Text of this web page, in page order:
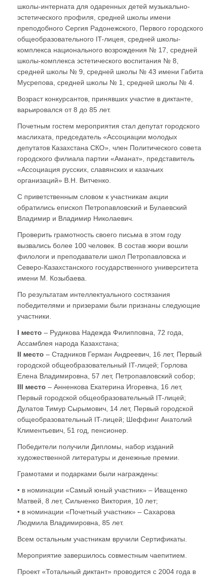
школы-интерната для одаренных детей музыкально-
эстетического профиля, средней школы имени
преподобного Сергия Радонежского, Первого городского
общеобразовательного IT-лицея, средней школы-
комплекса национального возрождения № 17, средней
школы-комплекса эстетического воспитания № 8,
средней школы № 9, средней школы № 43 имени Габита
Мусрепова, средней школы № 1, средней школы № 4.
Возраст конкурсантов, принявших участие в диктанте,
варьировался от 8 до 85 лет.
Почетным гостем мероприятия стал депутат городского
маслихата, председатель «Ассоциации молодых
депутатов Казахстана СКО», член Политического совета
городского филиала партии «Аманат», представитель
«Ассоциация русских, славянских и казачьих
организаций» В.Н. Витченко.
С приветственным словом к участникам акции
обратились епископ Петропавловский и Булаевский
Владимир и Владимир Николаевич.
Проверить грамотность своего письма в этом году
вызвались более 100 человек. В состав жюри вошли
филологи и преподаватели школ Петропавловска и
Северо-Казахстанского государственного университета
имени М. Козыбаева.
По результатам интеллектуального состязания
победителями и призерами были признаны следующие
участники.
I место – Рудикова Надежда Филипповна, 72 года,
Ассамблея народа Казахстана;
II место – Стадников Герман Андреевич, 16 лет, Первый
городской общеобразовательный IT-лицей; Горлова
Елена Владимировна, 57 лет, Петропавловский собор;
III место – Анненкова Екатерина Игоревна, 16 лет,
Первый городской общеобразовательный IT-лицей;
Дулатов Тимур Сырымович, 14 лет, Первый городской
общеобразовательный IT-лицей; Шеффинг Анатолий
Климентьевич, 51 год, пенсионер.
Победители получили Дипломы, набор изданий
художественной литературы и денежные премии.
Грамотами и подарками были награждены:
• в номинации «Самый юный участник» – Иващенко
Матвей, 8 лет, Сильченко Виктория, 10 лет;
• в номинации «Почетный участник» – Сахарова
Людмила Владимировна, 85 лет.
Всем остальным участникам вручили Сертификаты.
Мероприятие завершилось совместным чаепитием.
Проект «Тотальный диктант» проводится с 2004 года в